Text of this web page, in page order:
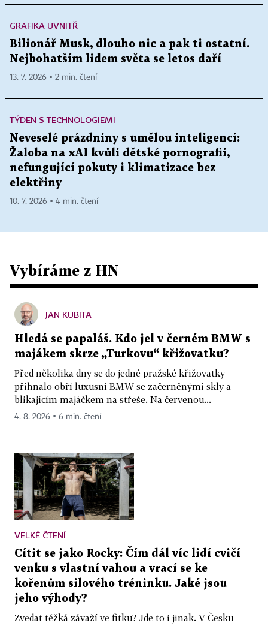
GRAFIKA UVNITŘ
Bilionář Musk, dlouho nic a pak ti ostatní.
Nejbohatším lidem světa se letos daří
13. 7. 2026 ▪ 2 min. čtení
TÝDEN S TECHNOLOGIEMI
Neveselé prázdniny s umělou inteligencí:
Žaloba na xAI kvůli dětské pornografii,
nefungující pokuty i klimatizace bez
elektřiny
10. 7. 2026 ▪ 4 min. čtení
Vybíráme z HN
JAN KUBITA
Hledá se papaláš. Kdo jel v černém BMW s
majákem skrze „Turkovu“ křižovatku?
Před několika dny se do jedné pražské křižovatky
přihnalo obří luxusní BMW se začerněnými skly a
blikajícím majáčkem na střeše. Na červenou...
4. 8. 2026 ▪ 6 min. čtení
VELKÉ ČTENÍ
Cítit se jako Rocky: Čím dál víc lidí cvičí
venku s vlastní vahou a vrací se ke
kořenům silového tréninku. Jaké jsou
jeho výhody?
Zvedat těžká závaží ve fitku? Jde to i jinak. V Česku